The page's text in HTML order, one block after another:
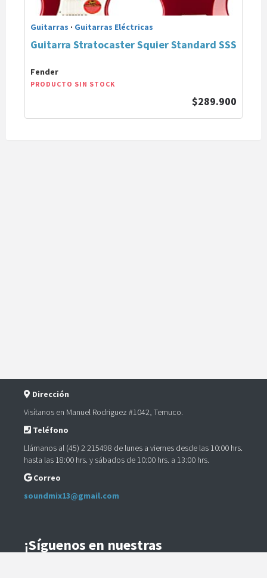
Guitarras · Guitarras Eléctricas
Guitarra Stratocaster Squier Standard SSS
Fender
PRODUCTO SIN STOCK
$289.900
Dirección
Visítanos en Manuel Rodriguez #1042, Temuco.
Teléfono
Llámanos al (45) 2 215498 de lunes a viernes desde las 10:00 hrs.
hasta las 18:00 hrs. y sábados de 10:00 hrs. a 13:00 hrs.
Correo
soundmix13@gmail.com
¡Síguenos en nuestras